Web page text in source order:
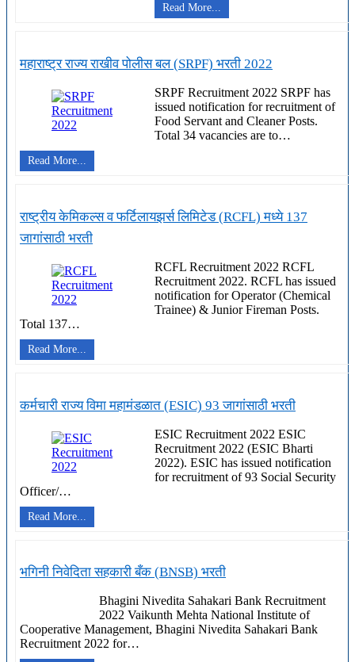
Read More...
इंजिनिअर
सेंटर
(BEG
रूरकी
येथे
52
जागांसाठी
महाराष्ट्र राज्य राखीव पोलीस बल (SRPF) भरती 2022
SRPF Recruitment 2022 SRPF has
issued notification for recruitment of
Food Servant and Cleaner Posts.
Total 34 vacancies are to…
Read More...
राज्य
बल
(SRPF)
भरती
2022
राष्ट्रीय केमिकल्स व फर्टिलायझर्स लिमिटेड (RCFL) मध्ये 137
जागांसाठी भरती
RCFL Recruitment 2022 RCFL
Recruitment 2022. RCFL has issued
notification for Operator (Chemical
Trainee) & Junior Fireman Posts.
Total 137…
Read More...
केमिकल्स
लिमिटेड
(RCFL)
137
जागांसाठी
भरती
कर्मचारी राज्य विमा महामंडळात (ESIC) 93 जागांसाठी भरती
ESIC Recruitment 2022 ESIC
Recruitment 2022 (ESIC Bharti
2022). ESIC has issued notification
for recruitment of 93 Social Security
Officer/…
Read More...
राज्य
(ESIC)
93
भरती
भगिनी निवेदिता सहकारी बँक (BNSB) भरती
Bhagini Nivedita Sahakari Bank Recruitment
2022 Vaikunth Mehta National Institute of
Cooperative Management, Bhagini Nivedita Sahakari Bank
Recruitment 2022 for…